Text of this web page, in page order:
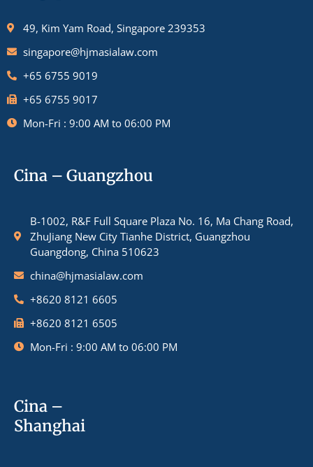
49, Kim Yam Road, Singapore 239353
singapore@hjmasialaw.com
+65 6755 9019
+65 6755 9017
Mon-Fri : 9:00 AM to 06:00 PM
Cina – Guangzhou
B-1002, R&F Full Square Plaza No. 16, Ma Chang Road,
ZhuJiang New City Tianhe District, Guangzhou
Guangdong, China 510623
china@hjmasialaw.com
+8620 8121 6605
+8620 8121 6505
Mon-Fri : 9:00 AM to 06:00 PM
Cina –
Shanghai